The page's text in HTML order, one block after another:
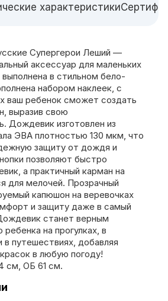
характеристики
Супергерои Леший —
аксессуар для маленьких
в стильном бело-
набором наклеек, с
ваш ребенок сможет создать
выразив свою
Дождевик изготовлен из
ЭВА плотностью 130 мкм, что
защиту от дождя и
позволяют быстро
а практичный карман на
для мелочей. Прозрачный
капюшон на веревочках
и защиту даже в самый
станет верным
на прогулках, в
путешествиях, добавляя
в любую погоду!
см, ОБ 61 см.